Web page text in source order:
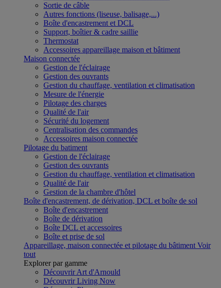
Sortie de câble
Autres fonctions (liseuse, balisage,...)
Boîte d'encastrement et DCL
Support, boîtier & cadre saillie
Thermostat
Accessoires appareillage maison et bâtiment
Maison connectée
Gestion de l'éclairage
Gestion des ouvrants
Gestion du chauffage, ventilation et climatisation
Mesure de l'énergie
Pilotage des charges
Qualité de l'air
Sécurité du logement
Centralisation des commandes
Accessoires maison connectée
Pilotage du batiment
Gestion de l'éclairage
Gestion des ouvrants
Gestion du chauffage, ventilation et climatisation
Qualité de l'air
Gestion de la chambre d'hôtel
Boîte d'encastrement, de dérivation, DCL et boîte de sol
Boîte d'encastrement
Boîte de dérivation
Boîte DCL et accessoires
Boîte et prise de sol
Appareillage, maison connectée et pilotage du bâtiment Voir
tout
Explorer par gamme
Découvrir Art d'Arnould
Découvrir Living Now